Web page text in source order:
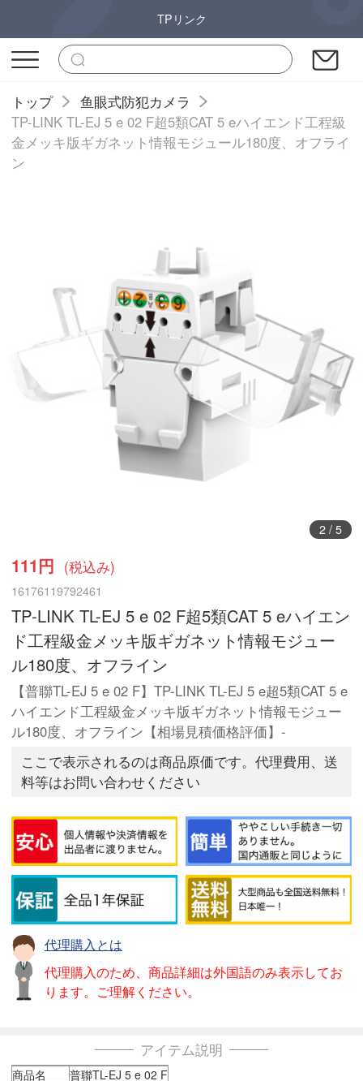
TPリンク
トップ
鱼眼式防犯カメラ
TP-LINK TL-EJ 5 e 02 F超5類CAT 5 eハイエンド工程級
金メッキ版ギガネット情報モジュール180度、オフライ
ン
3/ 5
111円 (税込み)
16176119792461
TP-LINK TL-EJ 5 e 02 F超5類CAT 5 eハイエン
ド工程級金メッキ版ギガネット情報モジュー
ル180度、オフライン
【普聯TL-EJ 5 e 02 F】TP-LINK TL-EJ 5 e超5類CAT 5 e
ハイエンド工程級金メッキ版ギガネット情報モジュー
ル180度、オフライン【相場見積価格評価】-
ここで表示されるのは商品原価です。代理費用、送
料等はお問い合わせください
代理購入とは
代理購入のため、商品詳細は外国語のみ表示してお
ります。ご理解ください。
アイテム説明
商品名
普聯TL-EJ 5 e 02 F